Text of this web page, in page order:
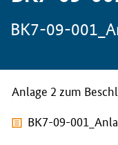
BK7-09-
Anlage 2 zum
BK7-09-